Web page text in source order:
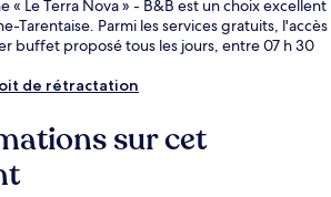
« Le Terra Nova » - B&B est un choix excellent
Tarentaise. Parmi les services gratuits, l'accès
buffet proposé tous les jours, entre 07 h 30
de rétractation
sur cet